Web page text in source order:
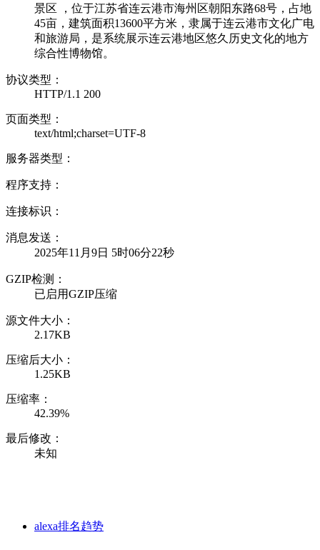
景区 ，位于江苏省连云港市海州区朝阳东路68号，占地
45亩，建筑面积13600平方米，隶属于连云港市文化广电
和旅游局，是系统展示连云港地区悠久历史文化的地方
综合性博物馆。
协议类型：
HTTP/1.1 200
页面类型：
text/html;charset=UTF-8
服务器类型：
程序支持：
连接标识：
消息发送：
2025年11月9日 5时06分22秒
GZIP检测：
已启用GZIP压缩
源文件大小：
2.17KB
压缩后大小：
1.25KB
压缩率：
42.39%
最后修改：
未知
alexa排名趋势